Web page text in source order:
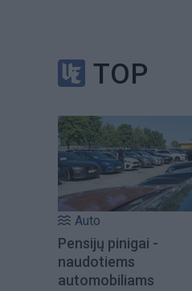
TOP
Auto
Pensijų pinigai -
naudotiems
automobiliams